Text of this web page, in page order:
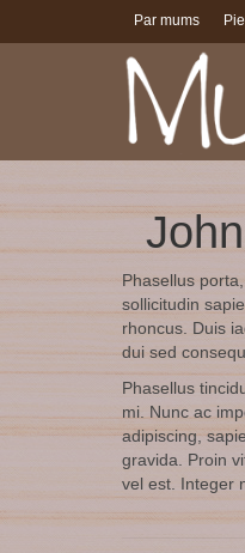
Par mums
Phasellus
sollicitudin
rhoncus. Duis
dui sed
Phasellus
mi. Nunc ac
adipiscing,
gravida. Proin
vel est. Integer